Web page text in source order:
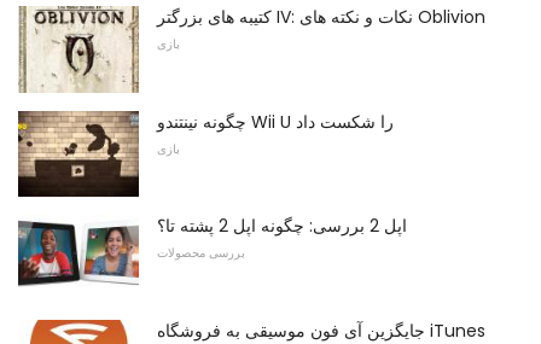
کتیبه های بزرگتر IV: نکات و نکته های Oblivion
بازی
چگونه نینتندو Wii U را شکست داد
بازی
اپل 2 بررسی: چگونه اپل 2 پشته تا؟
بررسی محصولات
جایگزین آی فون موسیقی به فروشگاه iTunes